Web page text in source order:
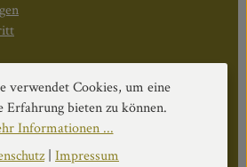
Uhr
verwendet Cookies, um eine
Erfahrung bieten zu können.
Informationen ...
| Impressum